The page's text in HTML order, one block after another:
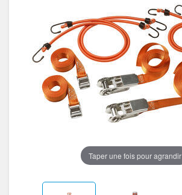
Taper une fois pour agrandir